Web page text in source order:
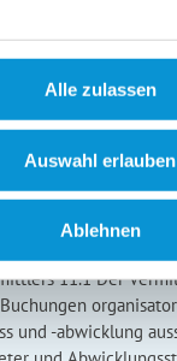
Alle zulassen
Auswahl erlauben
Ablehnen